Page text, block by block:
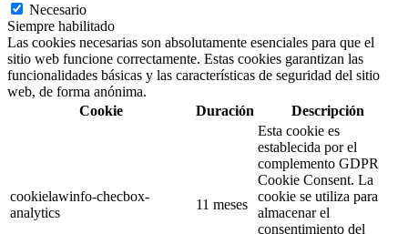
Necesario
Siempre habilitado
Las cookies necesarias son absolutamente esenciales para que el
sitio web funcione correctamente. Estas cookies garantizan las
funcionalidades básicas y las características de seguridad del sitio
web, de forma anónima.
Cookie
Duración Descripción
cookielawinfo-checbox-
analytics
11 meses
Esta cookie es
establecida por el
complemento GDPR
Cookie Consent. La
cookie se utiliza para
almacenar el
consentimiento del